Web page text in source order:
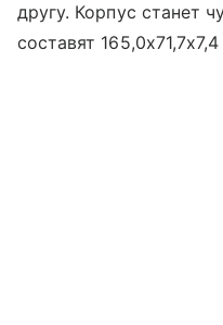
другу. Корпус станет
составят